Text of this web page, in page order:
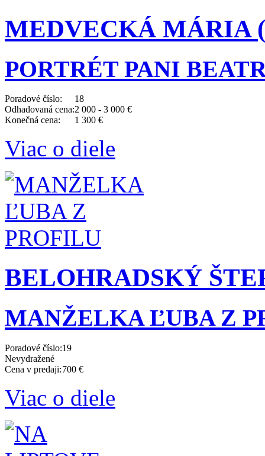
MEDVECKÁ MÁRIA
PORTRÉT PANI
Poradové číslo:
18
Odhadovaná cena:2 000 - 3 000 €
Konečná cena:
1 300 €
Viac o diele
BELOHRADSKÝ
MANŽELKA ĽUBA Z
Poradové číslo:19
Nevydražené
Cena v predaji:700 €
Viac o diele